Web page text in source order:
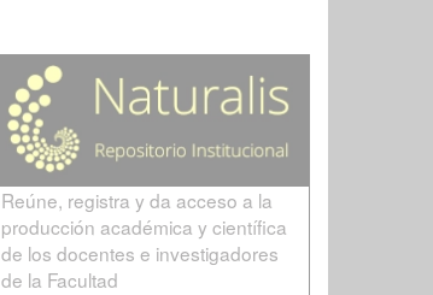
Reúne, registra y da acceso a la
producción académica y científica
de los docentes e investigadores
de la Facultad